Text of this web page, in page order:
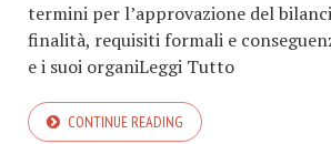
termini per l’approvazione del
finalità, requisiti formali e
e i suoi organiLeggi Tutto
CONTINUE READING